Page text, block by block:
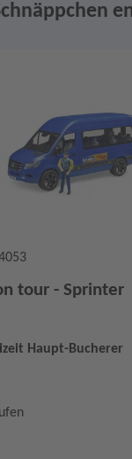
tour - Sprinter
Haupt-Bucherer